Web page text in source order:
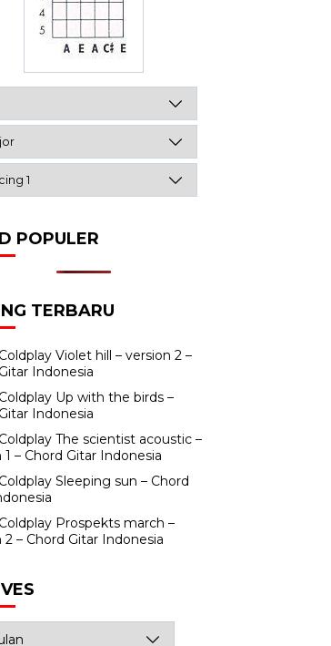
POPULER
TERBARU
Violet hill – version 2 –
Indonesia
Up with the birds –
Indonesia
The scientist acoustic –
1 – Chord Gitar Indonesia
Sleeping sun – Chord
Prospekts march –
2 – Chord Gitar Indonesia